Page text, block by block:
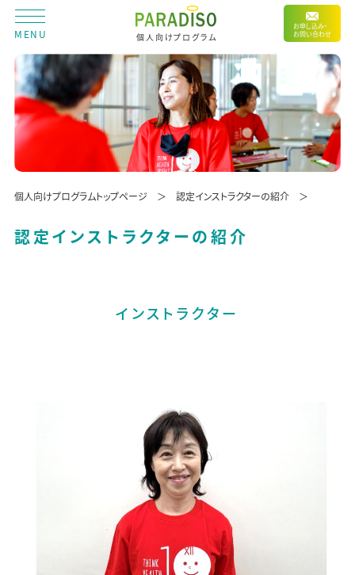
MENU 個人向けプログラム
お申し込み・
お問い合わせ
個人向けプログラムトップページ 認定インストラクターの紹介
認定インストラクターの紹介
インストラクター